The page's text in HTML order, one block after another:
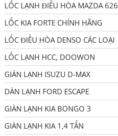
LỐC LẠNH ĐIỀU HÒA MAZDA 626
LỐC KIA FORTE CHÍNH HÃNG
LỐC ĐIỀU HÒA DENSO CÁC LOẠI
LỐC LẠNH HCC, DOOWON
GIÀN LẠNH ISUZU D-MAX
DÀN LẠNH FORD ESCAPE
GIÀN LẠNH KIA BONGO 3
GIÀN LẠNH KIA 1,4 TẤN